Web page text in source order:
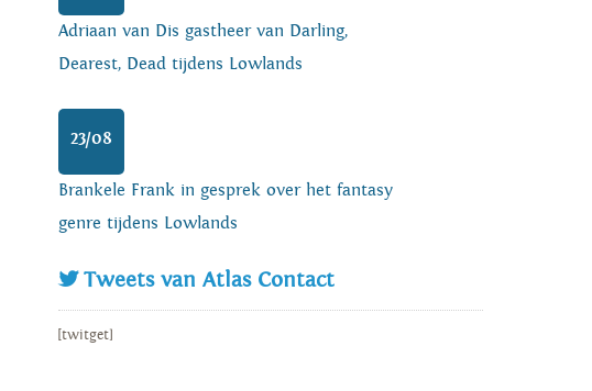
Adriaan van Dis gastheer van Darling,
Dearest, Dead tijdens Lowlands
23/08
Brankele Frank in gesprek over het fantasy
genre tijdens Lowlands
Tweets van Atlas Contact
[twitget]